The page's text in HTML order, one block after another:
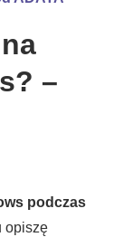
–
podczas
opiszę